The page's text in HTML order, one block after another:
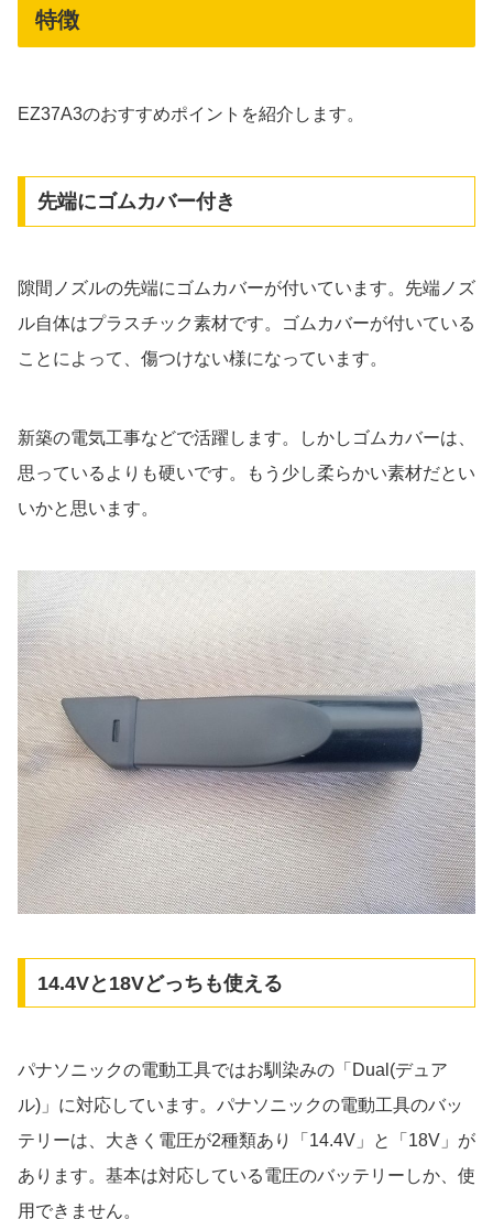
特徴
EZ37A3のおすすめポイントを紹介します。
先端にゴムカバー付き
隙間ノズルの先端にゴムカバーが付いています。先端ノズ
ル自体はプラスチック素材です。ゴムカバーが付いている
ことによって、傷つけない様になっています。
新築の電気工事などで活躍します。しかしゴムカバーは、
思っているよりも硬いです。もう少し柔らかい素材だとい
いかと思います。
14.4Vと18Vどっちも使える
パナソニックの電動工具ではお馴染みの「Dual(デュア
ル)」に対応しています。パナソニックの電動工具のバッ
テリーは、大きく電圧が2種類あり「14.4V」と「18V」が
あります。基本は対応している電圧のバッテリーしか、使
用できません。